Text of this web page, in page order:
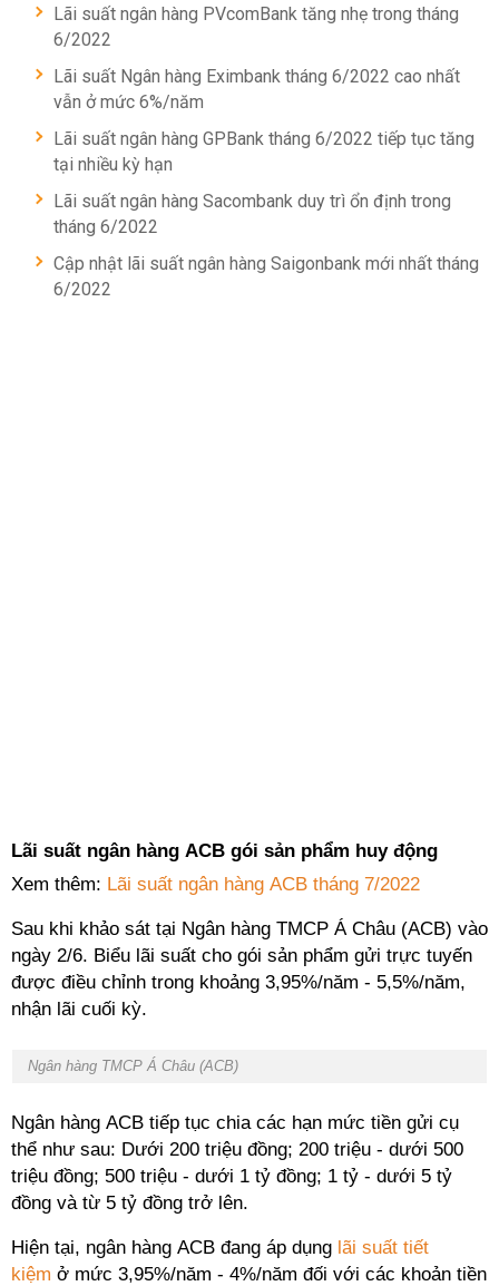
Lãi suất ngân hàng PVcomBank tăng nhẹ trong tháng
6/2022
Lãi suất Ngân hàng Eximbank tháng 6/2022 cao nhất
vẫn ở mức 6%/năm
Lãi suất ngân hàng GPBank tháng 6/2022 tiếp tục tăng
tại nhiều kỳ hạn
Lãi suất ngân hàng Sacombank duy trì ổn định trong
tháng 6/2022
Cập nhật lãi suất ngân hàng Saigonbank mới nhất tháng
6/2022
Lãi suất ngân hàng ACB gói sản phẩm huy động
Xem thêm: Lãi suất ngân hàng ACB tháng 7/2022
Sau khi khảo sát tại Ngân hàng TMCP Á Châu (ACB) vào
ngày 2/6. Biểu lãi suất cho gói sản phẩm gửi trực tuyến
được điều chỉnh trong khoảng 3,95%/năm - 5,5%/năm,
nhận lãi cuối kỳ.
Ngân hàng TMCP Á Châu (ACB)
Ngân hàng ACB tiếp tục chia các hạn mức tiền gửi cụ
thể như sau: Dưới 200 triệu đồng; 200 triệu - dưới 500
triệu đồng; 500 triệu - dưới 1 tỷ đồng; 1 tỷ - dưới 5 tỷ
đồng và từ 5 tỷ đồng trở lên.
Hiện tại, ngân hàng ACB đang áp dụng lãi suất tiết
kiệm ở mức 3,95%/năm - 4%/năm đối với các khoản tiền